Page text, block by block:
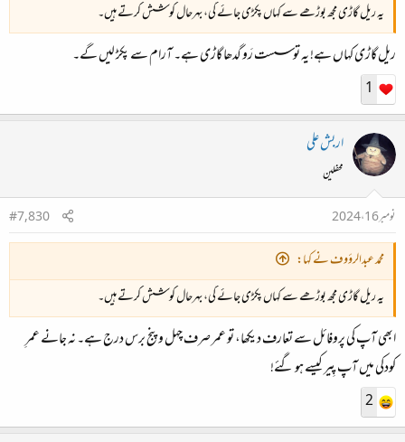
یہ ریل گاڑی مجھ بوڑھے سے کہاں پکڑی جائے گی، بہرحال کوشش کرتے ہیں۔
ریل گاڑی کہاں ہے! یہ تو سست رَو گدھا گاڑی ہے۔ آرام سے پکڑ لیں گے۔
1
اربش علی
محفلین
نومبر 16، 2024
#7,830
محمد عبدالرؤوف نے کہا:
یہ ریل گاڑی مجھ بوڑھے سے کہاں پکڑی جائے گی، بہرحال کوشش کرتے ہیں۔
ابھی آپ کی پروفائل سے تعارف دیکھا، تو عمر صرف چہل و پنج برس درج ہے۔ نہ جانے عمرِ
کودکی میں آپ پِیر کیسے ہو گئے!
2